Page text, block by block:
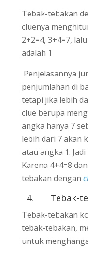
Tebak-tebakan
cluenya
2+2=4, 3+4=7,
adalah 1
Penjelasannya
penjumlahan di
tetapi jika lebih
clue berupa
angka hanya 7
lebih dari 7 akan
atau angka 1.
Karena 4+4=8
tebakan dengan
4. Tebak-
Tebak-tebakan
tebak-tebakan,
untuk